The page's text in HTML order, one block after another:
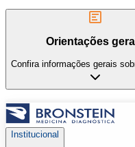
Orientações
Confira informações gerais
Institucional